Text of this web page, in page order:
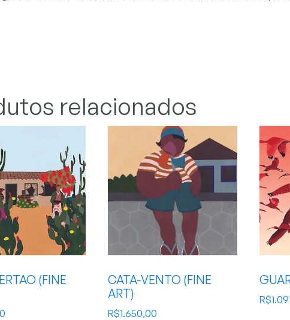
relacionados
(FINE
CATA-VENTO (FINE
ART)
R$1.650,00
R$